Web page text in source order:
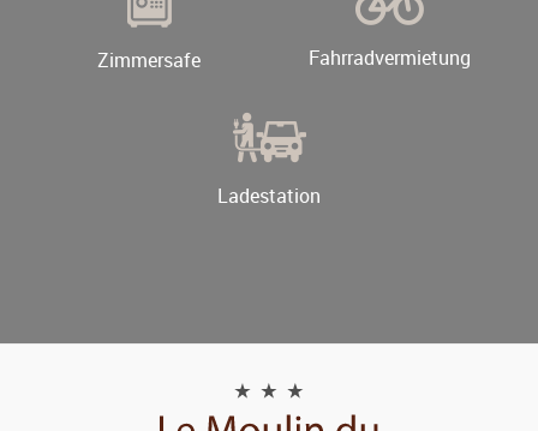
Zimmersafe Fahrradvermietung
Ladestation